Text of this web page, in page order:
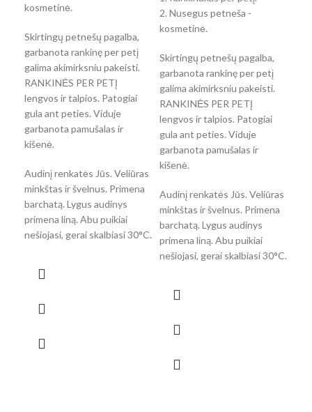
kosmetinė.
Skirtingų petnešų pagalba,
garbanota rankinę per petį
galima akimirksniu pakeisti.
RANKINĖS PER PETĮ
lengvos ir talpios. Patogiai
gula ant peties. Viduje
garbanota pamušalas ir
kišenė.
Audinį renkatės Jūs. Veliūras
minkštas ir švelnus. Primena
barchatą. Lygus audinys
primena liną. Abu puikiai
nešiojasi, gerai skalbiasi 30°C.
2. Nusegus petneša -
kosmetinė.
Skirtingų petnešų pagalba,
garbanota rankinę per petį
galima akimirksniu pakeisti.
RANKINĖS PER PETĮ
lengvos ir talpios. Patogiai
gula ant peties. Viduje
garbanota pamušalas ir
kišenė.
Audinį renkatės Jūs. Veliūras
minkštas ir švelnus. Primena
barchatą. Lygus audinys
primena liną. Abu puikiai
nešiojasi, gerai skalbiasi 30°C.